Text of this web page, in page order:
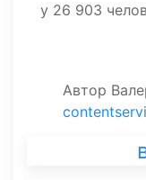
у 26 903
Автор